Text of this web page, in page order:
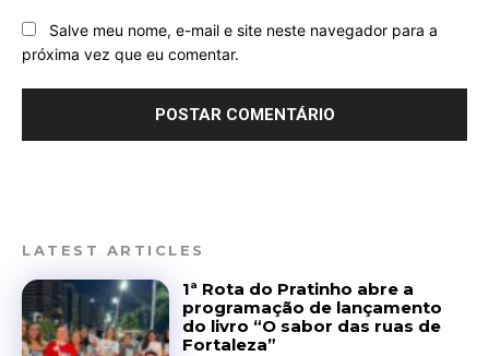
Salve meu nome, e-mail e site neste navegador para a
próxima vez que eu comentar.
LATEST ARTICLES
1ª Rota do Pratinho abre a
programação de lançamento
do livro “O sabor das ruas de
Fortaleza”